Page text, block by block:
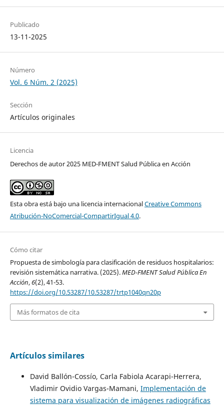
Publicado
13-11-2025
Número
Vol. 6 Núm. 2 (2025)
Sección
Artículos originales
Licencia
Derechos de autor 2025 MED-FMENT Salud Pública en Acción
Esta obra está bajo una licencia internacionalCreative Commons
Atribución-NoComercial-CompartirIgual 4.0.
Cómo citar
Propuesta de simbología para clasificación de residuos hospitalarios:
revisión sistemática narrativa. (2025).MED-FMENT Salud Pública En
Acción,6(2), 41-53.
https://doi.org/10.53287/10.53287/trtp1040qn20p
Más formatos de cita
Artículos similares
David Ballón-Cossío, Carla Fabiola Acarapi-Herrera,
Vladimir Ovidio Vargas-Mamani, Implementación de
sistema para visualización de imágenes radiográficas